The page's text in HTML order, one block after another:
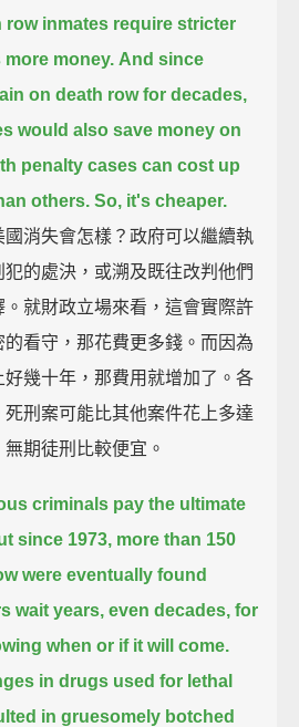
row inmates require stricter
money. And since
on death row for decades,
would also save money on
penalty cases can cost up
others. So, it's cheaper.
消失會怎樣？政府可以繼續執
的處決，或溯及既往改判他們
就財政立場來看，這會實際許
看守，那花費更多錢。而因為
好幾十年，那費用就增加了。各
刑案可能比其他案件花上多達
期徒刑比較便宜。
criminals pay the ultimate
since 1973, more than 150
were eventually found
wait years, even decades, for
when or if it will come.
in drugs used for lethal
in gruesomely botched